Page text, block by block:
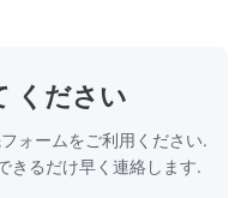
ルの程度
最高温度は
ください
ォームをご利用ください.
きるだけ早く連絡します.